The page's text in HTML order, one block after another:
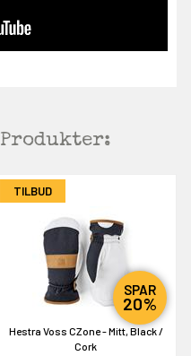
Produkter:
TILBUD
SPAR
20%
Hestra Voss CZone - Mitt, Black /
Cork